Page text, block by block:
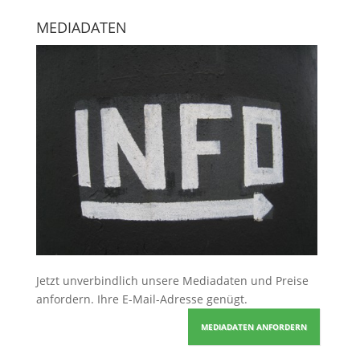
MEDIADATEN
Jetzt unverbindlich unsere Mediadaten und Preise
anfordern. Ihre E-Mail-Adresse genügt.
MEDIADATEN ANFORDERN